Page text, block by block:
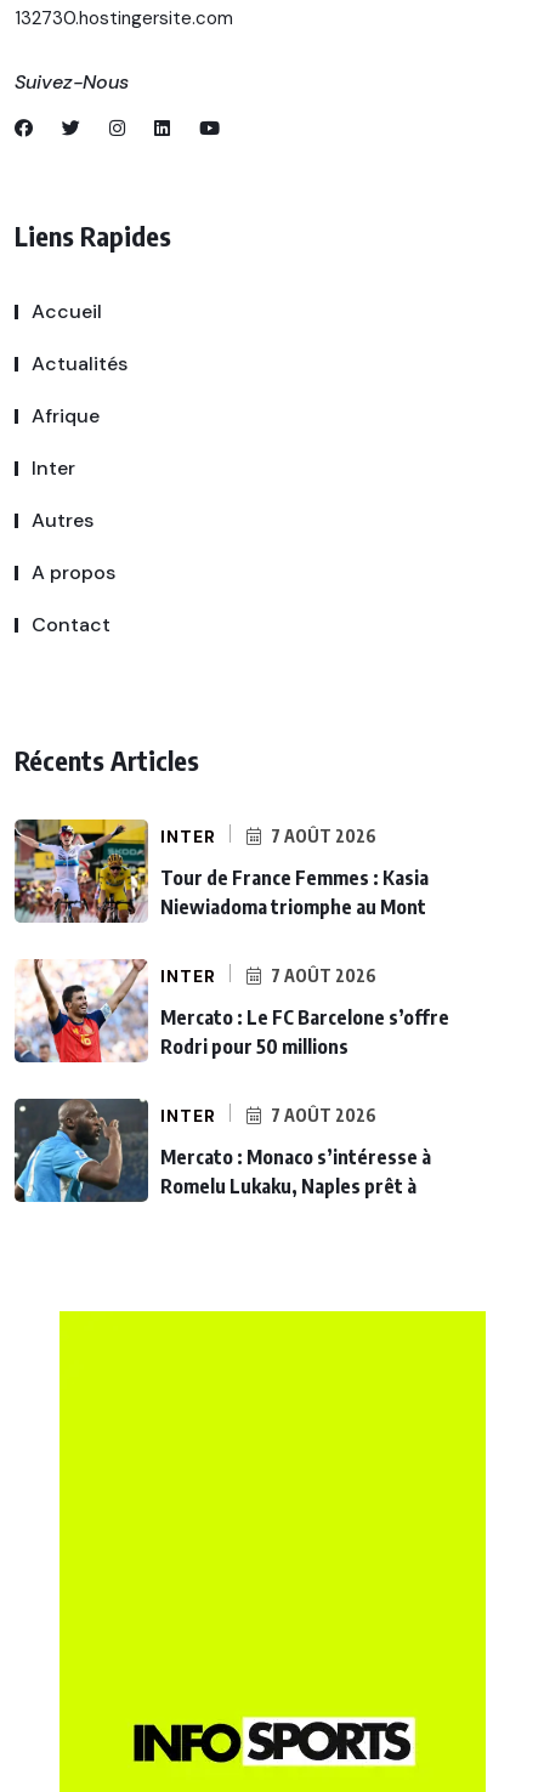
132730.hostingersite.com
Suivez-Nous
Liens Rapides
Accueil
Actualités
Afrique
Inter
Autres
A propos
Contact
Récents Articles
INTER 7 AOÛT 2026
Tour de France Femmes : Kasia
Niewiadoma triomphe au Mont
INTER 7 AOÛT 2026
Mercato : Le FC Barcelone s’offre
Rodri pour 50 millions
INTER 7 AOÛT 2026
Mercato : Monaco s’intéresse à
Romelu Lukaku, Naples prêt à